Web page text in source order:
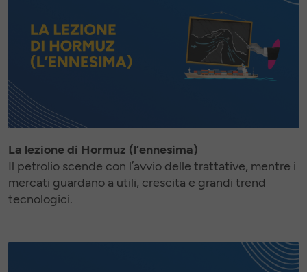
La lezione di Hormuz (l’ennesima)
Il petrolio scende con l’avvio delle trattative, mentre i
mercati guardano a utili, crescita e grandi trend
tecnologici.